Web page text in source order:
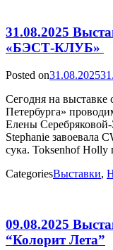
31.08.2025
«БЭСТ-КЛУБ»
Posted on31.08.2025
Сегодня на
Петербурга»
Елены Серебряковой-
Stephanie
сука. Toksenhof
CategoriesВыставки,
09.08.2025
“Колорит Лета”